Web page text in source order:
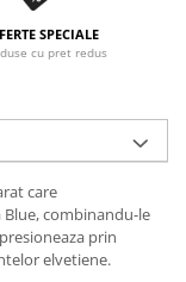
SPECIALE
cu pret redus
care
Blue, combinandu-le
prin
elvetiene.